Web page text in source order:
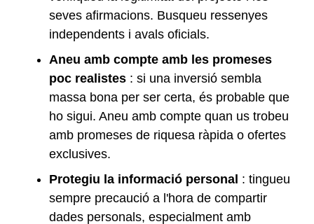
seves afirmacions. Busqueu ressenyes
independents i avals oficials.
Aneu amb compte amb les promeses
poc realistes : si una inversió sembla
massa bona per ser certa, és probable que
ho sigui. Aneu amb compte quan us trobeu
amb promeses de riquesa ràpida o ofertes
exclusives.
Protegiu la informació personal : tingueu
sempre precaució a l'hora de compartir
dades personals, especialment amb